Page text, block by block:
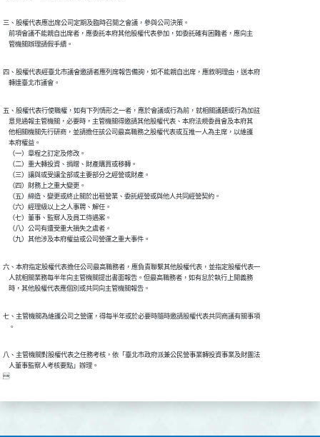
三、股權代表應出席公司定期及臨時召開之會議，參與公司決策。
    前項會議不能親自出席者，應委託本府其他股權代表參加，如委託確有困難者，應向主
四、股權代表經臺北市議會邀請者應列席報告備詢，如不能親自出席，應敘明理由，送本府
五、股權代表行使職權，如有下列情形之一者，應於會議或行為前，就相關議題或行為加註
    意見通報主管機關，必要時，主管機關得邀請其他股權代表、本府法規委員會及本府其
    他相關機關先行研商，並請擔任該公司最高職務之股權代表或互推一人為主席，以維護
    本府權益。
    （一）章程之訂定及修改。
    （二）重大轉投資、捐贈、財產購買或移轉。
    （三）讓與或受讓全部或主要部分之經營或財產。
    （四）財務上之重大變更。
    （五）締造、變更或終止關於出租營業、委託經營或與他人共同經營契約。
    （六）經理級以上之人事聘、解任。
    （七）董事、監察人及員工待遇案。
    （八）公司有遭受重大損失之虞者。
六、本府指定股權代表擔任公司最高職務者，應負責聯繫其他股權代表，並指定股權代表一
    人就相關業務每半年向主管機關提出書面報告。但最高職務者，如有怠於執行上開義務
七、主管機關為維護公司之營運，得每半年或於必要時隨時邀請股權代表共同商議有關事項
八、主管機關對股權代表之任務考核，依「臺北市政府派兼公民營事業轉投資事業及財團法
    人董事監察人考核要點」辦理。